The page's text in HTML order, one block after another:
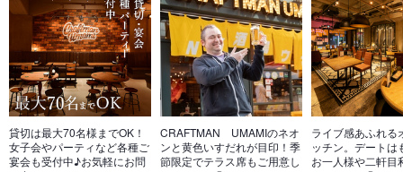
貸切は最大70名様までOK！
女子会やパーティなど各種ご
宴会も受付中♪お気軽にお問
CRAFTMAN　UMAMIのネオ
ンと黄色いすだれが目印！季
節限定でテラス席もご用意し
ライブ感あふれる
ッチン。デートは
お一人様や二軒目